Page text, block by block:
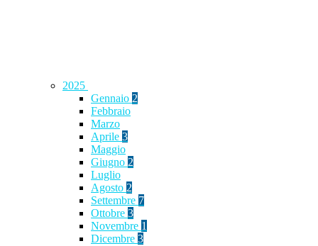
2025
Gennaio 2
Febbraio
Marzo
Aprile 3
Maggio
Giugno 2
Luglio
Agosto 2
Settembre 7
Ottobre 3
Novembre 1
Dicembre 3